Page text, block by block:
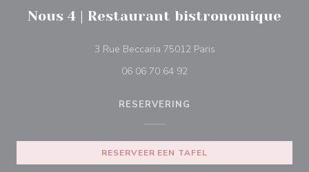
Nous 4 | Restaurant bistronomique
3 Rue Beccaria 75012 Paris((opent in een nieuw
06 06 70 64 92
RESERVERING
RESERVEER EEN TAFEL